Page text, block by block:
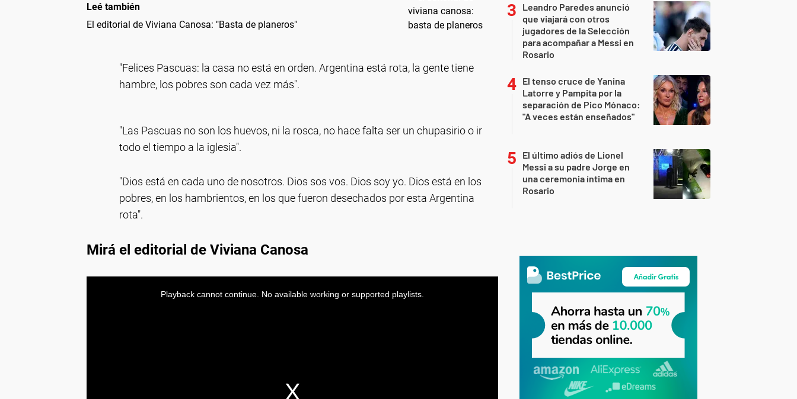
Leé también
El editorial de Viviana Canosa: "Basta de planeros"
"Felices Pascuas: la casa no está en orden. Argentina está rota, la gente tiene
hambre, los pobres son cada vez más".
"Las Pascuas no son los huevos, ni la rosca, no hace falta ser un chupasirio o ir
todo el tiempo a la iglesia".
"Dios está en cada uno de nosotros. Dios sos vos. Dios soy yo. Dios está en los
pobres, en los hambrientos, en los que fueron desechados por esta Argentina
rota".
Mirá el editorial de Viviana Canosa
Leandro Paredes anunció
que viajará con otros
jugadores de la Selección
para acompañar a Messi en
Rosario
El tenso cruce de Yanina
Latorre y Pampita por la
separación de Pico Mónaco:
"A veces están enseñados"
El último adiós de Lionel
Messi a su padre Jorge en
una ceremonia íntima en
Rosario